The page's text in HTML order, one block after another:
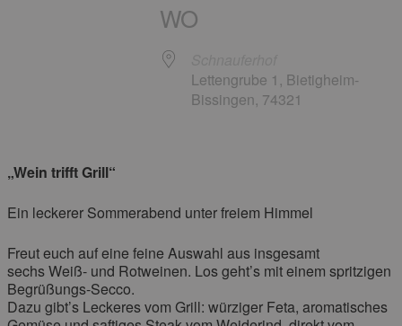
WO
Lettengrube 1, Bietigheim-
Bissingen, 74321
„Wein trifft Grill“
Ein leckerer Sommerabend unter freiem Himmel
Freut euch auf eine feine Auswahl aus insgesamt
sechs Weiß- und Rotweinen. Los geht’s mit einem spritzigen
Begrüßungs-Secco.
Dazu gibt’s Leckeres vom Grill: würziger Feta, aromatisches